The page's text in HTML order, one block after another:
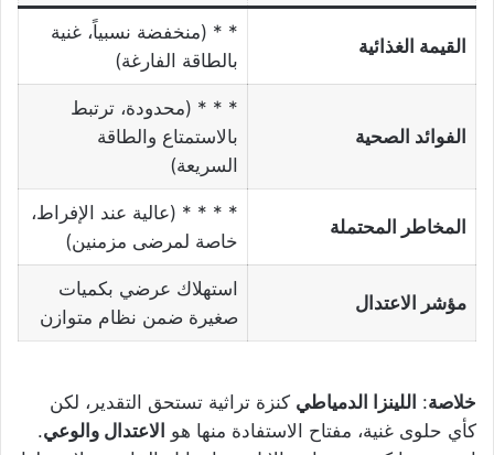
القيمة الغذائية
* * (منخفضة نسبياً، غنية
بالطاقة الفارغة)
الفوائد الصحية
* * * (محدودة، ترتبط
بالاستمتاع والطاقة
السريعة)
المخاطر المحتملة
* * * * (عالية عند الإفراط،
خاصة لمرضى مزمنين)
مؤشر الاعتدال
استهلاك عرضي بكميات
صغيرة ضمن نظام متوازن
خلاصة: اللينزا الدمياطي كنزة تراثية تستحق التقدير، لكن
كأي حلوى غنية، مفتاح الاستفادة منها هو الاعتدال والوعي.